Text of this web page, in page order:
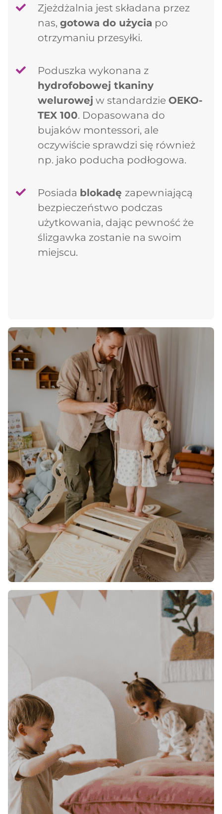
Zjeżdżalnia jest składana przez
nas, gotowa do użycia po
otrzymaniu przesyłki.
Poduszka wykonana z
hydrofobowej tkaniny
welurowej w standardzie OEKO-
TEX 100. Dopasowana do
bujaków montessori, ale
oczywiście sprawdzi się również
np. jako poducha podłogowa.
Posiada blokadę zapewniającą
bezpieczeństwo podczas
użytkowania, dając pewność że
ślizgawka zostanie na swoim
miejscu.
Kontynuuj zakupy